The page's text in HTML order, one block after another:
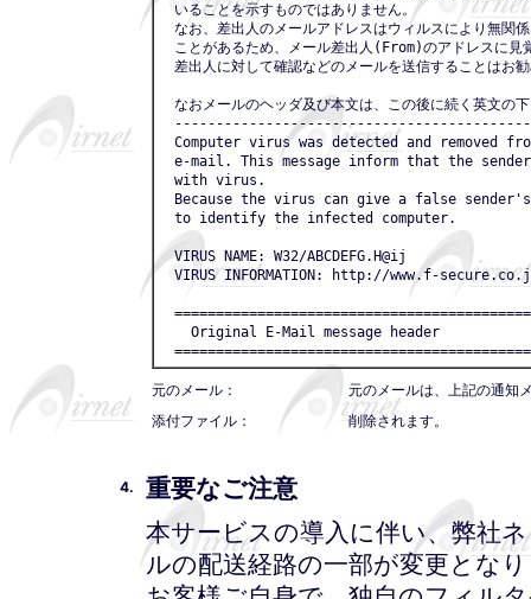
いることを示すものではありません。
なお、差出人のメールアドレスはウィルスにより無関
ことがあるため、メール差出人(From)のアドレスに見
差出人に対して確認などのメールを送信することはお
なおメールのヘッダ及び本文は、この後に続く英文の
Computer virus was detected and removed
e-mail. This message inform that the
with virus.
Because the virus can give a false
to identify the infected computer.
VIRUS NAME: W32/ABCDEFG.H@ij
VIRUS INFORMATION: http://www.f-
Original E-Mail message header
元のメール：
元のメールは、上記の通知
添付ファイル：
削除されます。
4.
重要なご注意
本サービスの導入に伴い、弊社
ルの配送経路の一部が変更とな